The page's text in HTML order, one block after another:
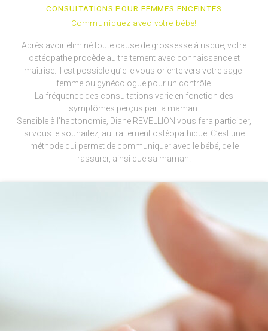
CONSULTATIONS POUR FEMMES ENCEINTES
Communiquez avec votre bébé!
Après avoir éliminé toute cause de grossesse à risque, votre
ostéopathe procède au traitement avec connaissance et
maîtrise. Il est possible qu’elle vous oriente vers votre sage-
femme ou gynécologue pour un contrôle.
La fréquence des consultations varie en fonction des
symptômes perçus par la maman.
Sensible à l’haptonomie, Diane REVELLION vous fera participer,
si vous le souhaitez, au traitement ostéopathique. C’est une
méthode qui permet de communiquer avec le bébé, de le
rassurer, ainsi que sa maman.